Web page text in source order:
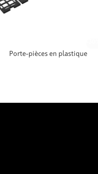
Porte-pièces en plastique